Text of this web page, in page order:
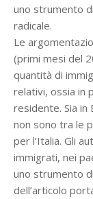
uno strumento
radicale.
Le
(primi mesi del
quantità di
relativi, ossia in
residente. Sia in
non sono tra le
per l’Italia. Gli
immigrati, nei
uno strumento
dell’articolo